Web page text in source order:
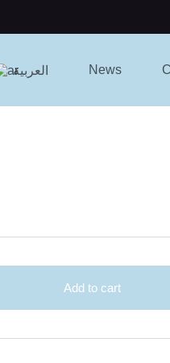
العربية News
Add to cart